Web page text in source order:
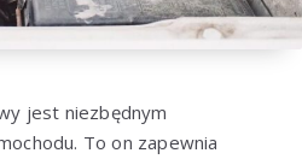
jest niezbędnym
To on zapewnia